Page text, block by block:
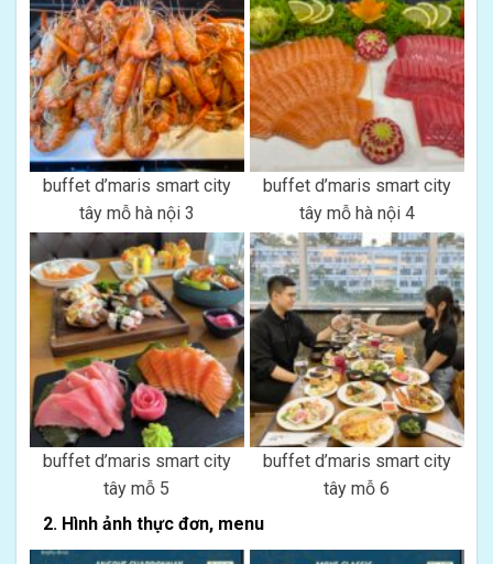
buffet d’maris smart city
tây mỗ hà nội 3
buffet d’maris smart city
tây mỗ hà nội 4
buffet d’maris smart city
tây mỗ 5
buffet d’maris smart city
tây mỗ 6
2. Hình ảnh thực đơn, menu